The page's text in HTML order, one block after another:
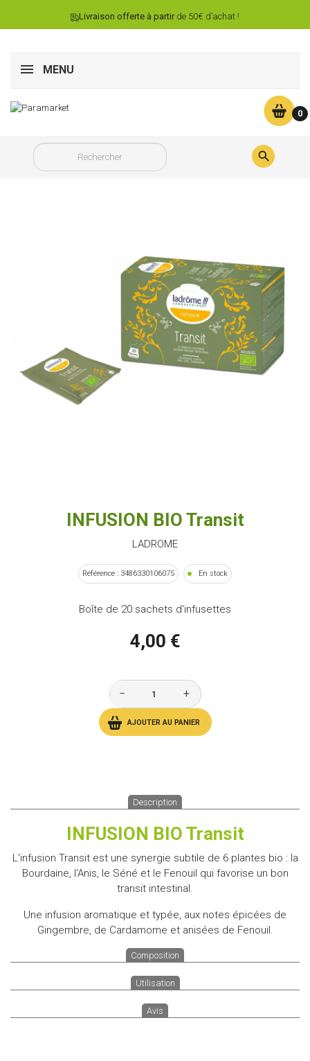
Livraison offerte à partirde 50€ d’achat !
MENU
0

INFUSION BIO Transit
LADROME
Référence : 3486330106075 En stock
Boîte de 20 sachets d'infusettes
4,00 €
− +
AJOUTER AU PANIER
Description
INFUSION BIO Transit
L'infusion Transit est une synergie subtile de 6 plantes bio : la
Bourdaine, l'Anis, le Séné et le Fenouil qui favorise un bon
transit intestinal.
Une infusion aromatique et typée, aux notes épicées de
Gingembre, de Cardamome et anisées de Fenouil.
Composition
Utilisation
Avis